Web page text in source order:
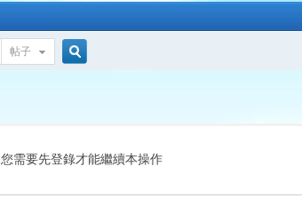
帖子
索
您需要先登錄才能繼續本操作